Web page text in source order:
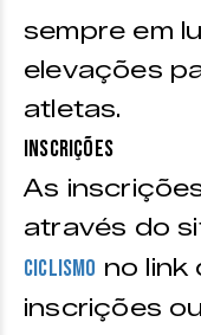
sempre em
elevações
atletas.
Inscrições
As
através do
Ciclismo no link
inscrições